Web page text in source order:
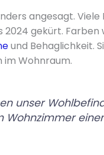
angesagt.
gekürt.
und Behaglichkeit.
Wohnraum.
unser
Wohnzimmer